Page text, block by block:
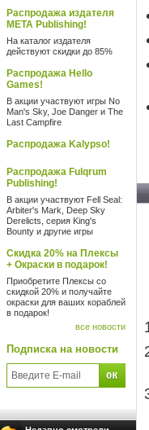
Распродажа издателя
META Publishing!
На каталог издателя
действуют скидки до 85%
Распродажа Hello
Games!
В акции участвуют игры No
Man's Sky, Joe Danger и The
Last Campfire
Распродажа Kalypso!
Распродажа Fulqrum
Publishing!
В акции участвуют Fell Seal:
Arbiter's Mark, Deep Sky
Derelicts, серия King's
Bounty и другие игры
Скидка 20% на Плексы
+ Окраски в подарок!
Приобретите Плексы со
скидкой 20% и получайте
окраски для ваших кораблей
в подарок!
все новости
Подписка на новости